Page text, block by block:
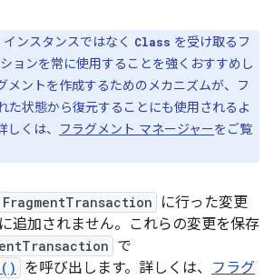
ンスタンスではなく Class を受け取るフ
ョンを常に使用することを強くおすすめし
メントを作成するためのメカニズムが、フ
た状態から復元することにも使用されるよ
くは、
フラグメント マネージャーをご覧
FragmentTransaction
に行った変更
追加されません。これらの変更を保存
で
を呼び出します。詳しくは、 フラグ